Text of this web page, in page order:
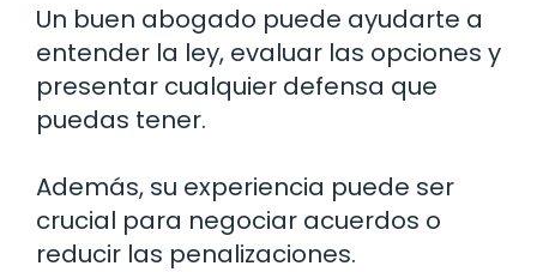
Un buen abogado puede ayudarte a
entender la ley, evaluar las opciones y
presentar cualquier defensa que
puedas tener.
Además, su experiencia puede ser
crucial para negociar acuerdos o
reducir las penalizaciones.